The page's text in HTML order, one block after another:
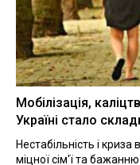
Мобілізація,
Україні стало
Нестабільність і
міцної сім'ї та